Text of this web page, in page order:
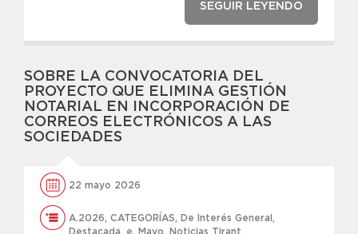
SEGUIR LEYENDO
SOBRE LA CONVOCATORIA DEL
PROYECTO QUE ELIMINA GESTIÓN
NOTARIAL EN INCORPORACIÓN DE
CORREOS ELECTRÓNICOS A LAS
SOCIEDADES
22 mayo 2026
A.2026, CATEGORÍAS, De Interés General ,
Destacada, e. Mayo, Noticias Tirant